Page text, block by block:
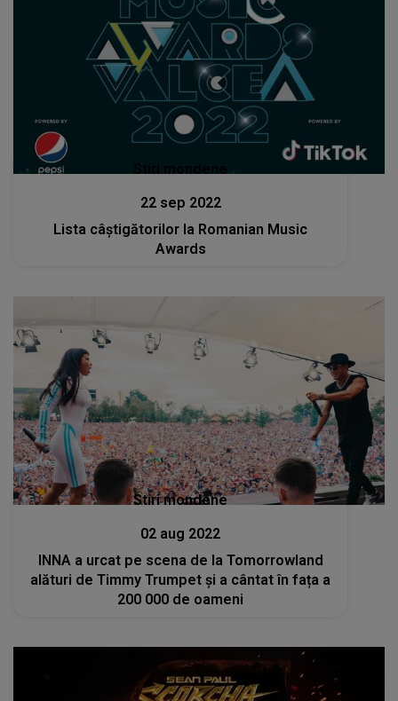
Stiri mondene
22 sep 2022
Lista câștigătorilor la Romanian Music
Awards
Stiri mondene
02 aug 2022
INNA a urcat pe scena de la Tomorrowland
alături de Timmy Trumpet și a cântat în fața a
200 000 de oameni